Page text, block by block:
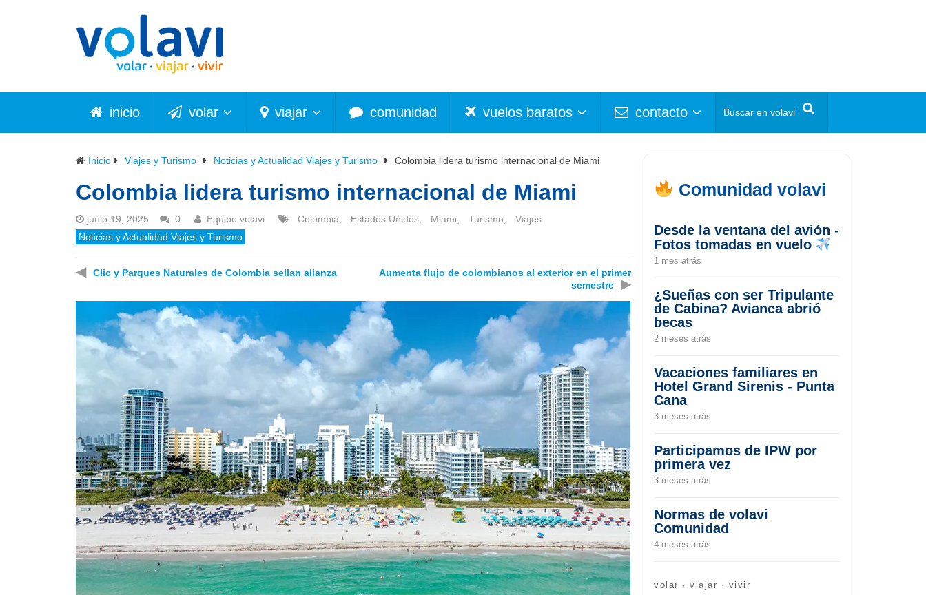
inicio volar viajar comunidad vuelos baratos contacto
Inicio Viajes y Turismo Noticias y Actualidad Viajes y Turismo Colombia lidera turismo internacional de Miami
Colombia lidera turismo internacional de Miami
junio 19, 2025 0 Equipo volavi Colombia Estados Unidos Miami Turismo
Viajes
Noticias y Actualidad Viajes y Turismo
◀ Clic y Parques Naturales de Colombia sellan alianza
Aumenta flujo de colombianos al exterior en el primer
semestre
▶
Comunidad volavi
Desde la ventana del avión -
Fotos tomadas en vuelo
1 mes atrás
¿Sueñas con ser Tripulante
de Cabina? Avianca abrió
becas
2 meses atrás
Vacaciones familiares en
Hotel Grand Sirenis - Punta
Cana
3 meses atrás
Participamos de IPW por
primera vez
3 meses atrás
Normas de volavi
Comunidad
4 meses atrás
volar · viajar · vivir